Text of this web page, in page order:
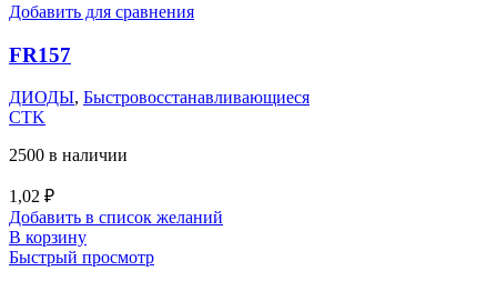
Добавить для сравнения
FR157
ДИОДЫ, Быстровосстанавливающиеся
CTK
2500 в наличии
1,02 ₽
Добавить в список желаний
В корзину
Быстрый просмотр